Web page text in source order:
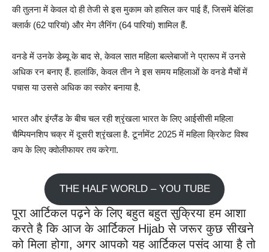
की तुलना में केवल दो ही तेजी से इस मुकाम को हासिल कर पाई हैं, जिसमें बेलिंडा
क्लार्क (62 पारियां) और मेग लैनिंग (64 पारियां) शामिल हैं.
वनडे में उनके डेब्यू के बाद से, केवल सात महिला बल्लेबाजों ने प्रारूप में उनसे
अधिक रन बनाए हैं. हालांकि, केवल तीन ने इस समय महिलाओं के वनडे मैचों में
पचास या उससे अधिक का स्कोर बनाया है.
भारत और इंग्लैंड के बीच चल रही श्रृंखला भारत के लिए आईसीसी महिला
चैम्पियनशिप चक्र में दूसरी श्रृंखला है. टूर्नामेंट 2025 में महिला क्रिकेट विश्व
कप के लिए क्वोलीफायर तय करेगा.
THE HALF WORLD – YOU TUBE
पूरा आर्टिकल पढ़ने के लिए बहुत बहुत सुक्रिया हम आशा
करते है कि आज के आर्टिकल Hijab से जरूर कुछ सीखने
को मिला होगा, अगर आपको यह आर्टिकल पसंद आया है तो